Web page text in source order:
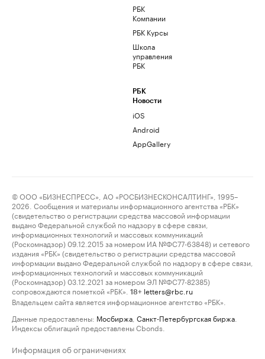
РБК
Компании
РБК Курсы
Школа
управления
РБК
РБК
Новости
iOS
Android
AppGallery
© ООО «БИЗНЕСПРЕСС», АО «РОСБИЗНЕСКОНСАЛТИНГ», 1995–
2026. Сообщения и материалы информационного агентства «РБК»
(свидетельство о регистрации средства массовой информации
выдано Федеральной службой по надзору в сфере связи,
информационных технологий и массовых коммуникаций
(Роскомнадзор) 09.12.2015 за номером ИА №ФС77-63848) и сетевого
издания «РБК» (свидетельство о регистрации средства массовой
информации выдано Федеральной службой по надзору в сфере связи,
информационных технологий и массовых коммуникаций
(Роскомнадзор) 03.12.2021 за номером ЭЛ №ФС77-82385)
сопровождаются пометкой «РБК».
18+ letters@rbc.ru
Владельцем сайта является информационное агентство «РБК».
Данные предоставлены: Мосбиржа Санкт-Петербургская биржа
Индексы облигаций предоставлены Cbonds.
Информация об ограничениях